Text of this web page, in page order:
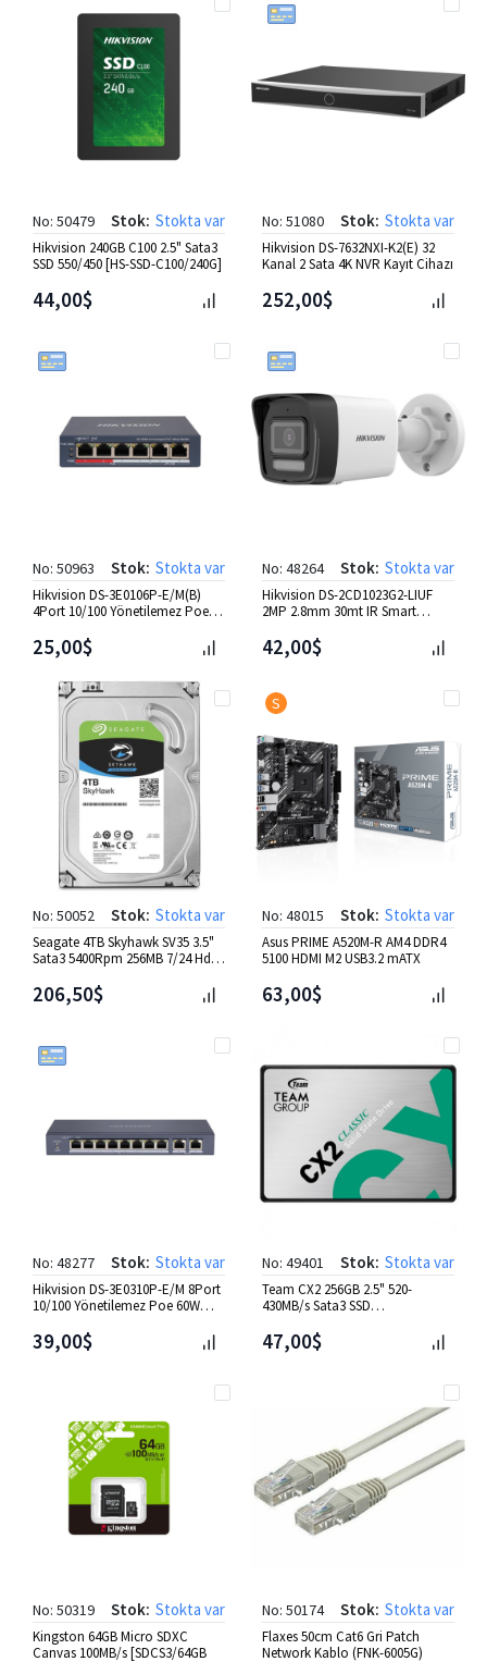
No: 50479 Stok: Stokta var
Hikvision 240GB C100 2.5" Sata3
SSD 550/450 [HS-SSD-C100/240G]
44,00$
No: 51080 Stok: Stokta var
Hikvision DS-7632NXI-K2(E) 32
Kanal 2 Sata 4K NVR Kayıt Cihazı
252,00$
No: 50963 Stok: Stokta var
Hikvision DS-3E0106P-E/M(B)
4Port 10/100 Yönetilemez Poe
25,00$
No: 48264 Stok: Stokta var
Hikvision DS-2CD1023G2-LIUF
2MP 2.8mm 30mt IR Smart
42,00$
No: 50052 Stok: Stokta var
Seagate 4TB Skyhawk SV35 3.5"
Sata3 5400Rpm 256MB 7/24 Hdd
206,50$
S
No: 48015 Stok: Stokta var
Asus PRIME A520M-R AM4 DDR4
5100 HDMI M2 USB3.2 mATX
63,00$
No: 48277 Stok: Stokta var
Hikvision DS-3E0310P-E/M 8Port
10/100 Yönetilemez Poe 60W
39,00$
No: 49401 Stok: Stokta var
Team CX2 256GB 2.5" 520-
430MB/s Sata3 SSD
47,00$
No: 50319 Stok: Stokta var
Kingston 64GB Micro SDXC
Canvas 100MB/s [SDCS3/64GB
No: 50174 Stok: Stokta var
Flaxes 50cm Cat6 Gri Patch
Network Kablo (FNK-6005G)